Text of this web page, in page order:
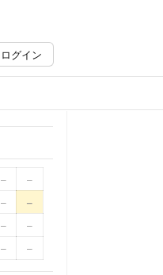
ログイン
–
–
– –
–
–
– –